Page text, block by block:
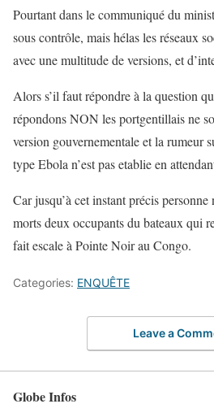
Pourtant dans le communiqué du
sous contrôle, mais hélas les réseaux
avec une multitude de versions, et
Alors s’il faut répondre à la question
répondons NON les portgentillais ne
version gouvernementale et la rumeur
type Ebola n’est pas etablie en
Car jusqu’à cet instant précis
morts deux occupants du bateaux qui
fait escale à Pointe Noir au Congo.
Categories: ENQUÊTE
Leave a
Globe Infos